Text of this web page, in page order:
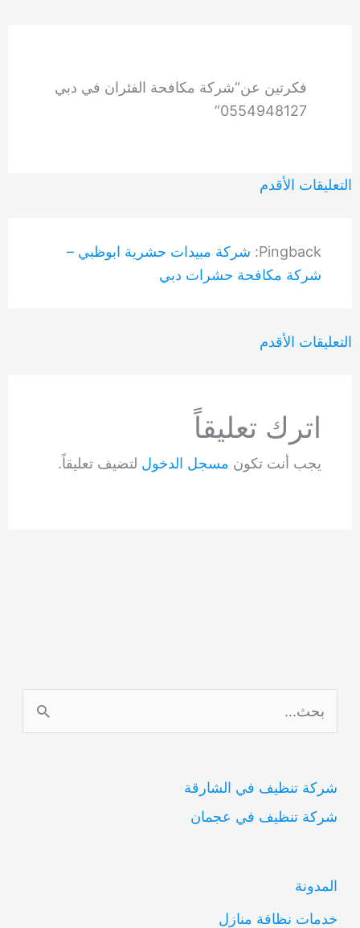
فكرتين عن“شركة مكافحة الفئران في دبي
0554948127”
التعليقات
التعليقات الأقدم
Pingback: شركة مبيدات حشرية ابوظبي –
شركة مكافحة حشرات دبي
التعليقات
التعليقات الأقدم
اترك تعليقاً
يجب أنت تكون مسجل الدخول لتضيف تعليقاً.
ل
ح
ث
ن
شركة تنظيف في الشارقة
شركة تنظيف في عجمان
المدونة
خدمات نظافة منازل